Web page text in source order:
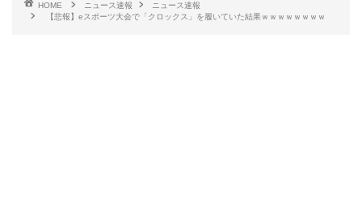
HOME ニュース速報
ニュース速報
【悲報】eスポーツ大会で「クロックス」を履いていた結果ｗｗｗｗｗｗｗｗ